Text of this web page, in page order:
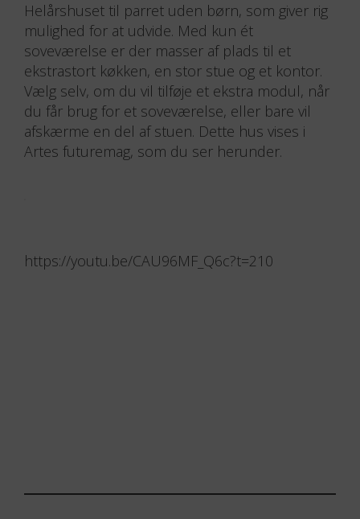
Helårshuset til parret uden børn, som giver rig
mulighed for at udvide. Med kun ét
soveværelse er der masser af plads til et
ekstrastort køkken, en stor stue og et kontor.
Vælg selv, om du vil tilføje et ekstra modul, når
du får brug for et soveværelse, eller bare vil
afskærme en del af stuen. Dette hus vises i
Artes futuremag, som du ser herunder.
https://youtu.be/CAU96MF_Q6c?t=210